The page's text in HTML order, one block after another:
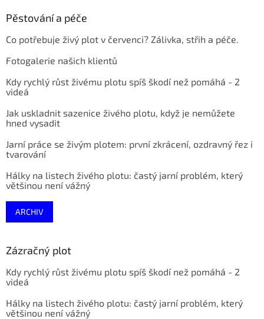
Pěstování a péče
Co potřebuje živý plot v červenci? Zálivka, střih a péče.
Fotogalerie našich klientů
Kdy rychlý růst živému plotu spíš škodí než pomáhá - 2
videá
Jak uskladnit sazenice živého plotu, když je nemůžete
hned vysadit
Jarní práce se živým plotem: první zkrácení, ozdravný řez i
tvarování
Hálky na listech živého plotu: častý jarní problém, který
většinou není vážný
ARCHIV
Zázračný plot
Kdy rychlý růst živému plotu spíš škodí než pomáhá - 2
videá
Hálky na listech živého plotu: častý jarní problém, který
většinou není vážný